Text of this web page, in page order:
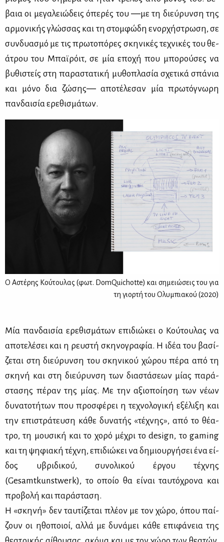
βαια οι με­γα­λειώ­δεις όπε­ρές του ―με τη διεύ­ρυν­ση της
αρ­μο­νι­κής γλώσ­σας και τη στομ­φώ­δη ενορ­χή­στρω­ση, σε
συν­δυα­σμό με τις πρω­το­πό­ρες σκη­νι­κές τε­χνι­κές του θε­
ά­τρου του Μπαϊ­ρόιτ, σε μία επο­χή που μπο­ρού­σες να
βυ­θι­στείς στη πα­ρα­στα­τι­κή μυ­θο­πλα­σία σχε­τι­κά σπά­νια
και μό­νο δια ζώ­σης― απο­τέ­λε­σαν μία πρω­τό­γνω­ρη
παν­δαι­σία ερε­θι­σμά­των.
Ο Αστέρης Κούτουλας (φωτ. DomQuichotte) και σημειώσεις του για
τη γιορτή του Ολυμπιακού (2020)
Μία παν­δαι­σία ερε­θι­σμά­των επι­διώ­κει ο Κού­του­λας να
απο­τε­λέ­σει και η ρευ­στή σκη­νο­γρα­φία. Η ιδέα του βα­σί­
ζε­ται στη διεύ­ρυν­ση του σκη­νι­κού χώ­ρου πέ­ρα από τη
σκη­νή και στη διεύ­ρυν­ση των δια­στά­σε­ων μί­ας πα­ρά­
στα­σης πέ­ραν της μί­ας. Με την αξιο­ποί­η­ση των νέ­ων
δυ­να­το­τή­των που προ­σφέ­ρει η τε­χνο­λο­γι­κή εξέ­λι­ξη και
την επι­στρά­τευ­ση κά­θε δυ­να­τής «τέ­χνης», από το θέ­α­
τρο, τη μου­σι­κή και το χο­ρό μέ­χρι το design, το gaming
και τη ψη­φια­κή τέ­χνη, επι­διώ­κει να δη­μιουρ­γή­σει ένα εί­
δος υβρι­δι­κού, συ­νο­λι­κού έρ­γου τέ­χνης
(Gesamtkunstwerk), το οποίο θα εί­ναι ταυ­τό­χρο­να και
προ­βο­λή και πα­ρά­στα­ση.
Η «σκη­νή» δεν ταυ­τί­ζε­ται πλέ­ον με τον χώ­ρο, όπου παί­
ζουν οι ηθο­ποιοί, αλ­λά με δυ­νά­μει κά­θε επι­φά­νεια της